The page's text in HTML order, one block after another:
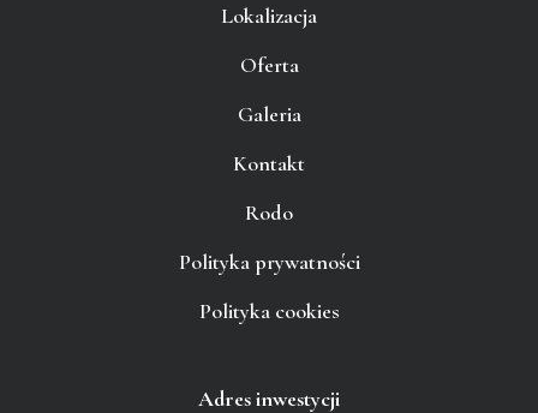
Lokalizacja
Oferta
Galeria
Kontakt
Rodo
Polityka prywatności
Polityka cookies
Adres inwestycji